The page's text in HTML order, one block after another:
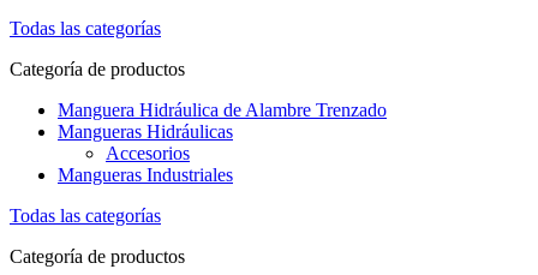
Todas las categorías
Categoría de productos
Manguera Hidráulica de Alambre Trenzado
Mangueras Hidráulicas
Accesorios
Mangueras Industriales
Todas las categorías
Categoría de productos